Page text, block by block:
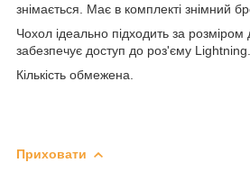
знімається. Має в комплекті знімний
Чохол ідеально підходить за розміром
забезпечує доступ до роз'єму Lightning.
Кількість обмежена.
Приховати